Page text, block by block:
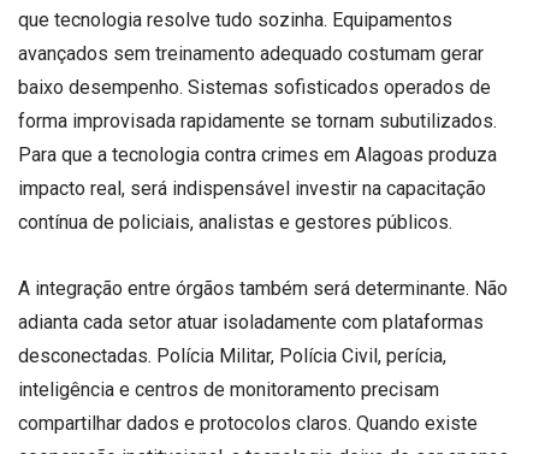
que tecnologia resolve tudo sozinha. Equipamentos
avançados sem treinamento adequado costumam gerar
baixo desempenho. Sistemas sofisticados operados de
forma improvisada rapidamente se tornam subutilizados.
Para que a tecnologia contra crimes em Alagoas produza
impacto real, será indispensável investir na capacitação
contínua de policiais, analistas e gestores públicos.
A integração entre órgãos também será determinante. Não
adianta cada setor atuar isoladamente com plataformas
desconectadas. Polícia Militar, Polícia Civil, perícia,
inteligência e centros de monitoramento precisam
compartilhar dados e protocolos claros. Quando existe